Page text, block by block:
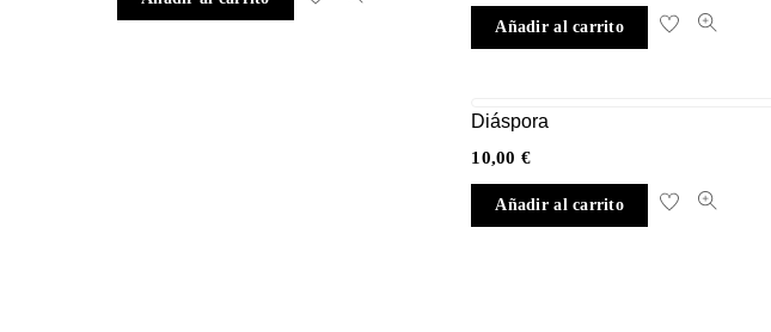
Añadir al carrito
Diáspora
10,00€
Añadir al carrito